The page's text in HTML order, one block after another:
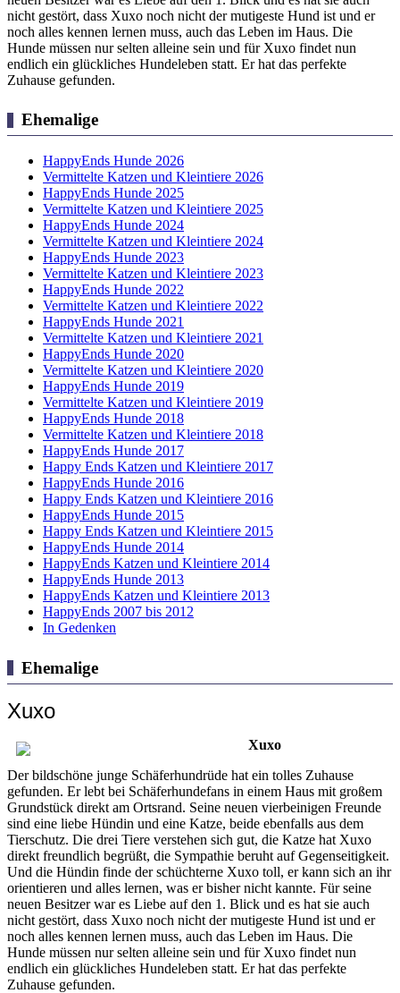
nicht gestört, dass Xuxo noch nicht der mutigeste Hund ist und er
noch alles kennen lernen muss, auch das Leben im Haus. Die
Hunde müssen nur selten alleine sein und für Xuxo findet nun
endlich ein glückliches Hundeleben statt. Er hat das perfekte
Zuhause gefunden.
Ehemalige
HappyEnds Hunde 2026
Vermittelte Katzen und Kleintiere 2026
HappyEnds Hunde 2025
Vermittelte Katzen und Kleintiere 2025
HappyEnds Hunde 2024
Vermittelte Katzen und Kleintiere 2024
HappyEnds Hunde 2023
Vermittelte Katzen und Kleintiere 2023
HappyEnds Hunde 2022
Vermittelte Katzen und Kleintiere 2022
HappyEnds Hunde 2021
Vermittelte Katzen und Kleintiere 2021
HappyEnds Hunde 2020
Vermittelte Katzen und Kleintiere 2020
HappyEnds Hunde 2019
Vermittelte Katzen und Kleintiere 2019
HappyEnds Hunde 2018
Vermittelte Katzen und Kleintiere 2018
HappyEnds Hunde 2017
Happy Ends Katzen und Kleintiere 2017
HappyEnds Hunde 2016
Happy Ends Katzen und Kleintiere 2016
HappyEnds Hunde 2015
Happy Ends Katzen und Kleintiere 2015
HappyEnds Hunde 2014
HappyEnds Katzen und Kleintiere 2014
HappyEnds Hunde 2013
HappyEnds Katzen und Kleintiere 2013
HappyEnds 2007 bis 2012
In Gedenken
Ehemalige
Xuxo
Xuxo
Der bildschöne junge Schäferhundrüde hat ein tolles Zuhause
gefunden. Er lebt bei Schäferhundefans in einem Haus mit großem
Grundstück direkt am Ortsrand. Seine neuen vierbeinigen Freunde
sind eine liebe Hündin und eine Katze, beide ebenfalls aus dem
Tierschutz. Die drei Tiere verstehen sich gut, die Katze hat Xuxo
direkt freundlich begrüßt, die Sympathie beruht auf Gegenseitigkeit.
Und die Hündin finde der schüchterne Xuxo toll, er kann sich an ihr
orientieren und alles lernen, was er bisher nicht kannte. Für seine
neuen Besitzer war es Liebe auf den 1. Blick und es hat sie auch
nicht gestört, dass Xuxo noch nicht der mutigeste Hund ist und er
noch alles kennen lernen muss, auch das Leben im Haus. Die
Hunde müssen nur selten alleine sein und für Xuxo findet nun
endlich ein glückliches Hundeleben statt. Er hat das perfekte
Zuhause gefunden.